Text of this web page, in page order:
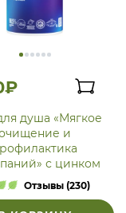
душа «Мягкое
и
с цинком
Отзывы (230)